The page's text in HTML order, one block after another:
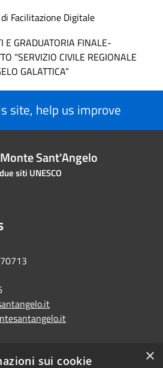
Facilitazione Digitale
E GRADUATORIA FINALE-
“SERVIZIO CIVILE REGIONALE
GALATTICA”
site, help us improve
Sant'Angelo
siti UNESCO
TelegramWhatsapp ×
sui cookie